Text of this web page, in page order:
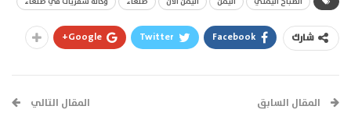
شارك Facebook
Twitter
Google+
المقال السابق المقال التالي